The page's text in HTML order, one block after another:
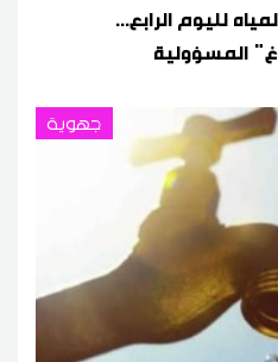
لليوم الرابع...
المسؤولية
جهوية